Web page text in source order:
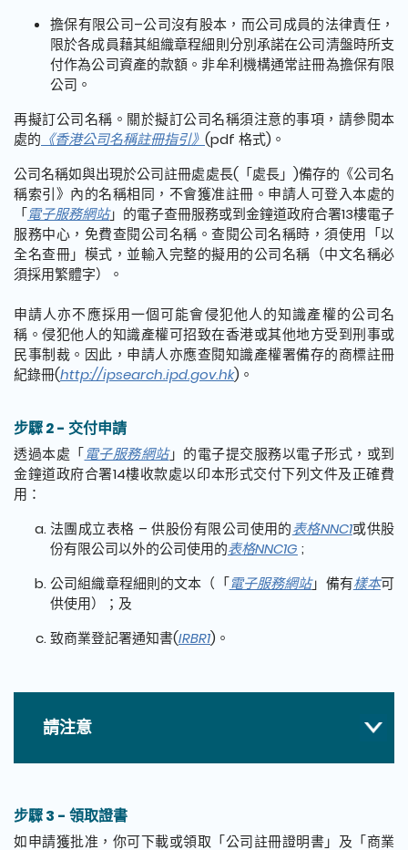
擔保有限公司–公司沒有股本，而公司成員的法律責任，
限於各成員藉其組織章程細則分別承諾在公司清盤時所支
付作為公司資產的款額。非牟利機構通常註冊為擔保有限
公司。
再擬訂公司名稱。關於擬訂公司名稱須注意的事項，請參閱本
處的 《香港公司名稱註冊指引》 (pdf 格式)。
公司名稱如與出現於公司註冊處處長(「處長」)備存的《公司名
稱索引》內的名稱相同，不會獲准註冊。申請人可登入本處的
「電子服務網站」的電子查冊服務或到金鐘道政府合署13樓電子
服務中心，免費查閱公司名稱。查閱公司名稱時，須使用「以
全名查冊」模式，並輸入完整的擬用的公司名稱（中文名稱必
須採用繁體字）。
申請人亦不應採用一個可能會侵犯他人的知識產權的公司名
稱。侵犯他人的知識產權可招致在香港或其他地方受到刑事或
民事制裁。因此，申請人亦應查閱知識產權署備存的商標註冊
紀錄冊(http://ipsearch.ipd.gov.hk)。
步驟 2 - 交付申請
透過本處「電子服務網站」的電子提交服務以電子形式，或到
金鐘道政府合署14樓收款處以印本形式交付下列文件及正確費
用：
法團成立表格 – 供股份有限公司使用的表格NNC1或供股
份有限公司以外的公司使用的表格NNC1G ;
公司組織章程細則的文本（「電子服務網站」備有樣本可
供使用）；及
致商業登記署通知書(IRBR1)。
請注意
步驟 3 - 領取證書
如申請獲批准，你可下載或領取「公司註冊證明書」及「商業